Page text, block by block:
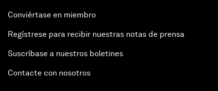
Conviértase en miembro
Regístrese para recibir nuestras notas de prensa
Suscríbase a nuestros boletines
Contacte con nosotros